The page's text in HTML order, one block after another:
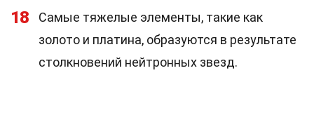
18
Самые тяжелые элементы, такие как
золото и платина, образуются в результате
столкновений нейтронных звезд.